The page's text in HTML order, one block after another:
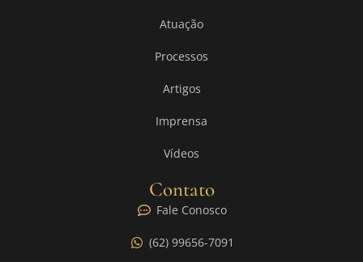
Atuação
Processos
Artigos
Imprensa
Vídeos
Contato
Fale Conosco
(62) 99656-7091